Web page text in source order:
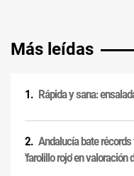
Más leídas
Rápida y sana:
Andalucía bate
'farolillo rojo' en valoración